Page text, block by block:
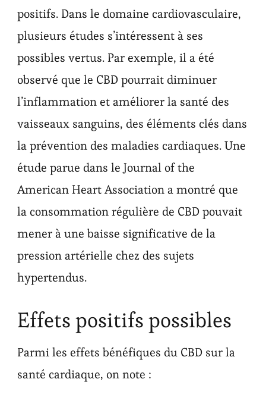
positifs. Dans le domaine cardiovasculaire,
plusieurs études s’intéressent à ses
possibles vertus. Par exemple, il a été
observé que le CBD pourrait diminuer
l’inflammation et améliorer la santé des
vaisseaux sanguins, des éléments clés dans
la prévention des maladies cardiaques. Une
étude parue dans le Journal of the
American Heart Association a montré que
la consommation régulière de CBD pouvait
mener à une baisse significative de la
pression artérielle chez des sujets
hypertendus.
Effets positifs possibles
Parmi les effets bénéfiques du CBD sur la
santé cardiaque, on note :